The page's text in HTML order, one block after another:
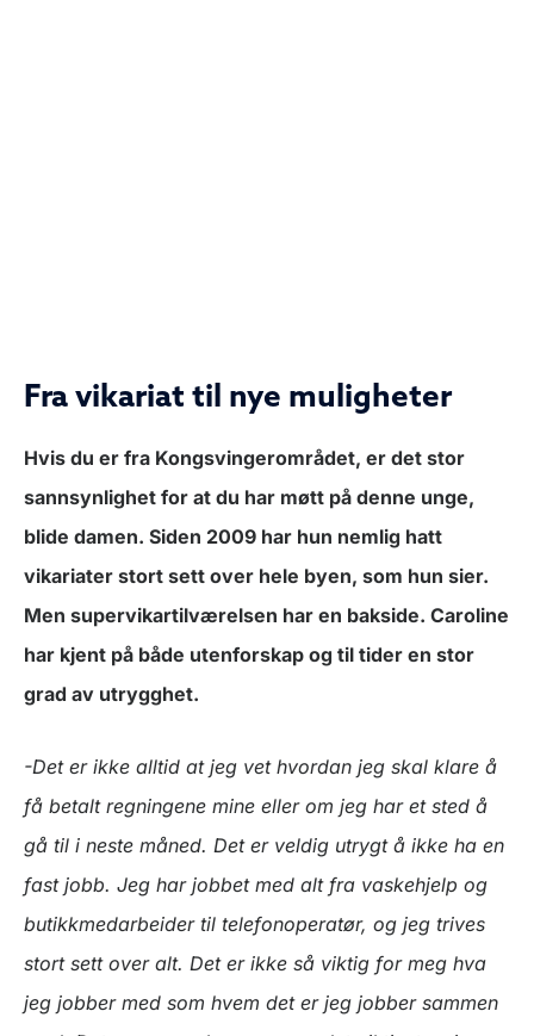
Fra vikariat til nye muligheter
Hvis du er fra Kongsvingerområdet, er det stor
sannsynlighet for at du har møtt på denne unge,
blide damen. Siden 2009 har hun nemlig hatt
vikariater stort sett over hele byen, som hun sier.
Men supervikartilværelsen har en bakside. Caroline
har kjent på både utenforskap og til tider en stor
grad av utrygghet.
-Det er ikke alltid at jeg vet hvordan jeg skal klare å
få betalt regningene mine eller om jeg har et sted å
gå til i neste måned. Det er veldig utrygt å ikke ha en
fast jobb. Jeg har jobbet med alt fra vaskehjelp og
butikkmedarbeider til telefonoperatør, og jeg trives
stort sett over alt. Det er ikke så viktig for meg hva
jeg jobber med som hvem det er jeg jobber sammen